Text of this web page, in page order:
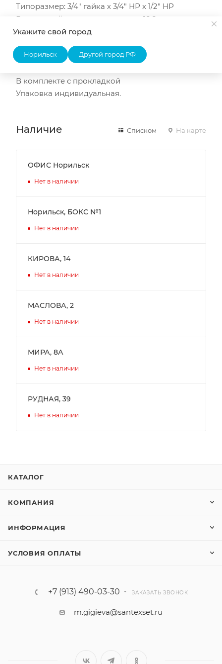
Типоразмер: 3/4" гайка х 3/4" НР х 1/2" НР
Внутренний диаметр под излив: 18,2 мм
Рабочее давление: < 0,3 МПа
Ключ: S28
В комплекте с прокладкой
Упаковка индивидуальная.
Наличие Списком На карте
ОФИС Норильск
Нет в наличии
Норильск, БОКС №1
Нет в наличии
КИРОВА, 14
Нет в наличии
МАСЛОВА, 2
Нет в наличии
МИРА, 8А
Нет в наличии
РУДНАЯ, 39
Нет в наличии
КАТАЛОГ
КОМПАНИЯ
ИНФОРМАЦИЯ
УСЛОВИЯ ОПЛАТЫ
+7 (913) 490-03-30 ЗАКАЗАТЬ ЗВОНОК
m.gigieva@santexset.ru
Укажите свой город
Норильск Другой город РФ